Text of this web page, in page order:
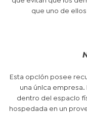
que uno de
Esta opción posee
una única
dentro del espacio
hospedada en un